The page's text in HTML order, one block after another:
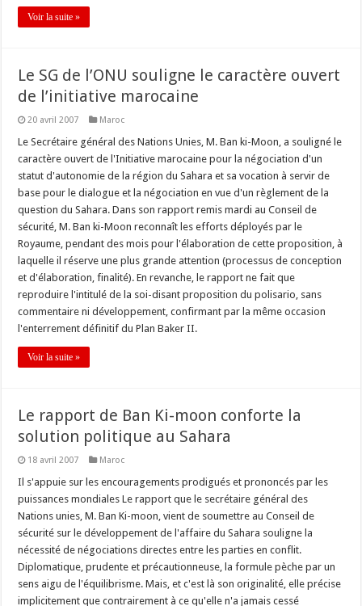
Voir la suite »
Le SG de l’ONU souligne le caractère ouvert
de l’initiative marocaine
20 avril 2007 Maroc
Le Secrétaire général des Nations Unies, M. Ban ki-Moon, a souligné le
caractère ouvert de l'Initiative marocaine pour la négociation d'un
statut d'autonomie de la région du Sahara et sa vocation à servir de
base pour le dialogue et la négociation en vue d'un règlement de la
question du Sahara. Dans son rapport remis mardi au Conseil de
sécurité, M. Ban ki-Moon reconnaît les efforts déployés par le
Royaume, pendant des mois pour l'élaboration de cette proposition, à
laquelle il réserve une plus grande attention (processus de conception
et d'élaboration, finalité). En revanche, le rapport ne fait que
reproduire l'intitulé de la soi-disant proposition du polisario, sans
commentaire ni développement, confirmant par la même occasion
l'enterrement définitif du Plan Baker II.
Voir la suite »
Le rapport de Ban Ki-moon conforte la
solution politique au Sahara
18 avril 2007 Maroc
Il s'appuie sur les encouragements prodigués et prononcés par les
puissances mondiales Le rapport que le secrétaire général des
Nations unies, M. Ban Ki-moon, vient de soumettre au Conseil de
sécurité sur le développement de l'affaire du Sahara souligne la
nécessité de négociations directes entre les parties en conflit.
Diplomatique, prudente et précautionneuse, la formule pèche par un
sens aigu de l'équilibrisme. Mais, et c'est là son originalité, elle précise
implicitement que contrairement à ce qu'elle n'a jamais cessé